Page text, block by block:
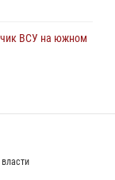
ВСУ на южном